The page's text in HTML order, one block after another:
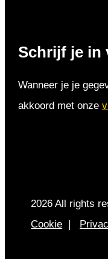
Schrijf je in
Wanneer je je
akkoord met onze
2026 All rights
Cookie